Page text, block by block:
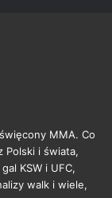
MMA. Co
Polski i świata,
KSW i UFC,
walk i wiele,